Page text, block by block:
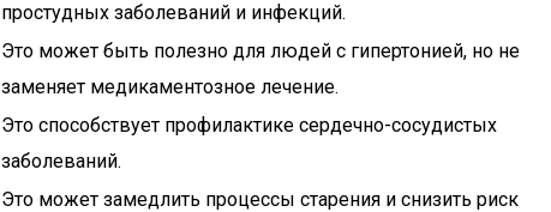
простудных заболеваний и инфекций.
Это может быть полезно для людей с гипертонией, но не
заменяет медикаментозное лечение.
Это способствует профилактике сердечно-сосудистых
заболеваний.
Это может замедлить процессы старения и снизить риск